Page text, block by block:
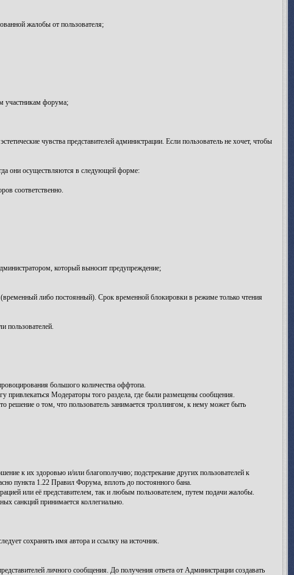
жалобы от пользователя;
участникам форума;
чувства представителей администрации. Если пользователь не хочет, чтобы
они осуществляются в следующей форме:
соответственно.
который выносит предупреждение;
либо постоянный). Срок временной блокировки в режиме только чтения
пользователей.
большого количества оффтопа.
Модераторы того раздела, где были размещены сообщения.
решение о том, что пользователь занимается троллингом, к нему может быть
к их здоровью и/или благополучию; подстрекание других пользователей к
пункта 1.22 Правил Форума, вплоть до постоянного бана.
или её представителем, так и любым пользователем, путем подачи жалобы.
санкций принимается коллегиально.
сохранять имя автора и ссылку на источник.
личного сообщения. До получения ответа от Администрации создавать